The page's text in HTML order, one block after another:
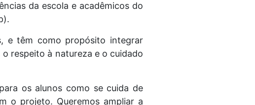
da escola e acadêmicos do
e têm como propósito integrar
respeito à natureza e o cuidado
os alunos como se cuida de
o projeto. Queremos ampliar a